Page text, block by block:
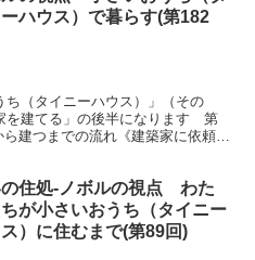
ハウス）で暮らす(第182
（タイニーハウス）」（その
建てる」の後半になります 第
建つまでの流れ《建築家に依頼す
住処-ノボルの視点 わた
ちが小さいおうち（タイニー
）に住むまで(第89回)